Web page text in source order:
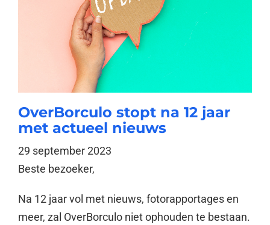
OverBorculo stopt na 12 jaar
met actueel nieuws
29 september 2023
Beste bezoeker,
Na 12 jaar vol met nieuws, fotorapportages en
meer, zal OverBorculo niet ophouden te bestaan.